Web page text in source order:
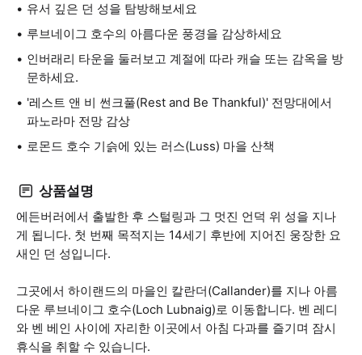
유서 깊은 던 성을 탐방해보세요
루브네이그 호수의 아름다운 풍경을 감상하세요
인버래리 타운을 둘러보고 계절에 따라 캐슬 또는 감옥을 방
문하세요.
'레스트 앤 비 썬크풀(Rest and Be Thankful)' 전망대에서
파노라마 전망 감상
로몬드 호수 기슭에 있는 러스(Luss) 마을 산책
상품설명
에든버러에서 출발한 후 스털링과 그 멋진 언덕 위 성을 지나
게 됩니다. 첫 번째 목적지는 14세기 후반에 지어진 웅장한 요
새인 던 성입니다.
그곳에서 하이랜드의 마을인 칼란더(Callander)를 지나 아름
다운 루브네이그 호수(Loch Lubnaig)로 이동합니다. 벤 레디
와 벤 베인 사이에 자리한 이곳에서 아침 다과를 즐기며 잠시
휴식을 취할 수 있습니다.